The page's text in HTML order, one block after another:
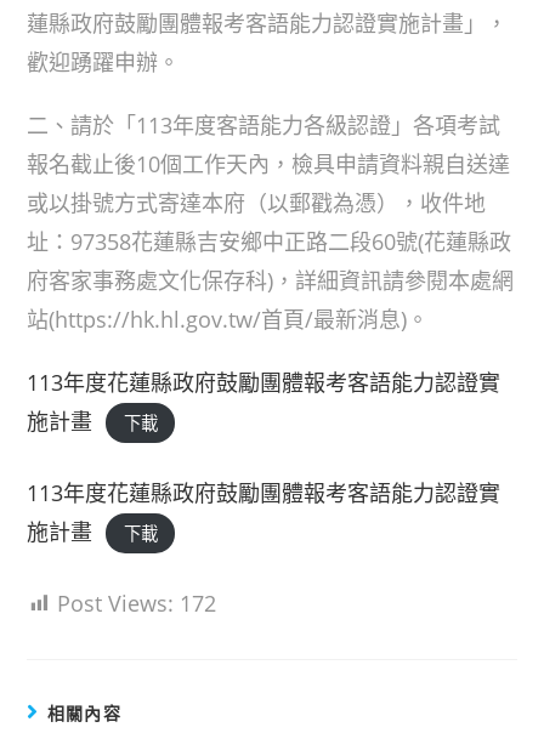
蓮縣政府鼓勵團體報考客語能力認證實施計畫」，
歡迎踴躍申辦。
二、請於「113年度客語能力各級認證」各項考試
報名截止後10個工作天內，檢具申請資料親自送達
或以掛號方式寄達本府（以郵戳為憑），收件地
址：97358花蓮縣吉安鄉中正路二段60號(花蓮縣政
府客家事務處文化保存科)，詳細資訊請參閱本處網
站(https://hk.hl.gov.tw/首頁/最新消息)。
113年度花蓮縣政府鼓勵團體報考客語能力認證實
施計畫
下載
113年度花蓮縣政府鼓勵團體報考客語能力認證實
施計畫
下載
Post Views: 172
相關內容